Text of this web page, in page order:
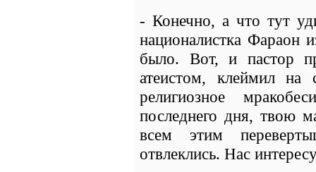
- Конечно, а что тут
националистка Фараон
было. Вот, и пастор
атеистом, клеймил на
религиозное
последнего дня, твою
всем этим
отвлеклись. Нас